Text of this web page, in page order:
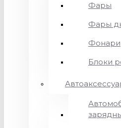
Фары
Фары
Фонари
Блоки